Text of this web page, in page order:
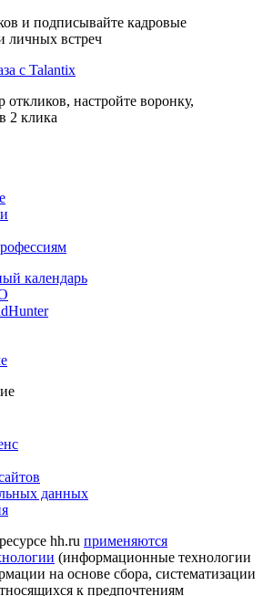
и подписывайте кадровые
личных встреч
с Talantix
откликов, настройте воронку,
2 клика
календарь
данных
hh.ru применяются
(информационные технологии
на основе сбора, систематизации
к предпочтениям